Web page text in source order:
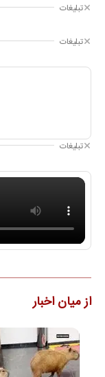
تبلیغات
تبلیغات
تبلیغات
از میان اخبار